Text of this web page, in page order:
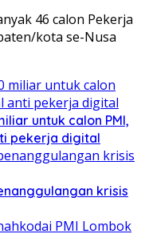
46 calon Pekerja
kota se-Nusa
untuk calon PMI,
pekerja digital
krisis